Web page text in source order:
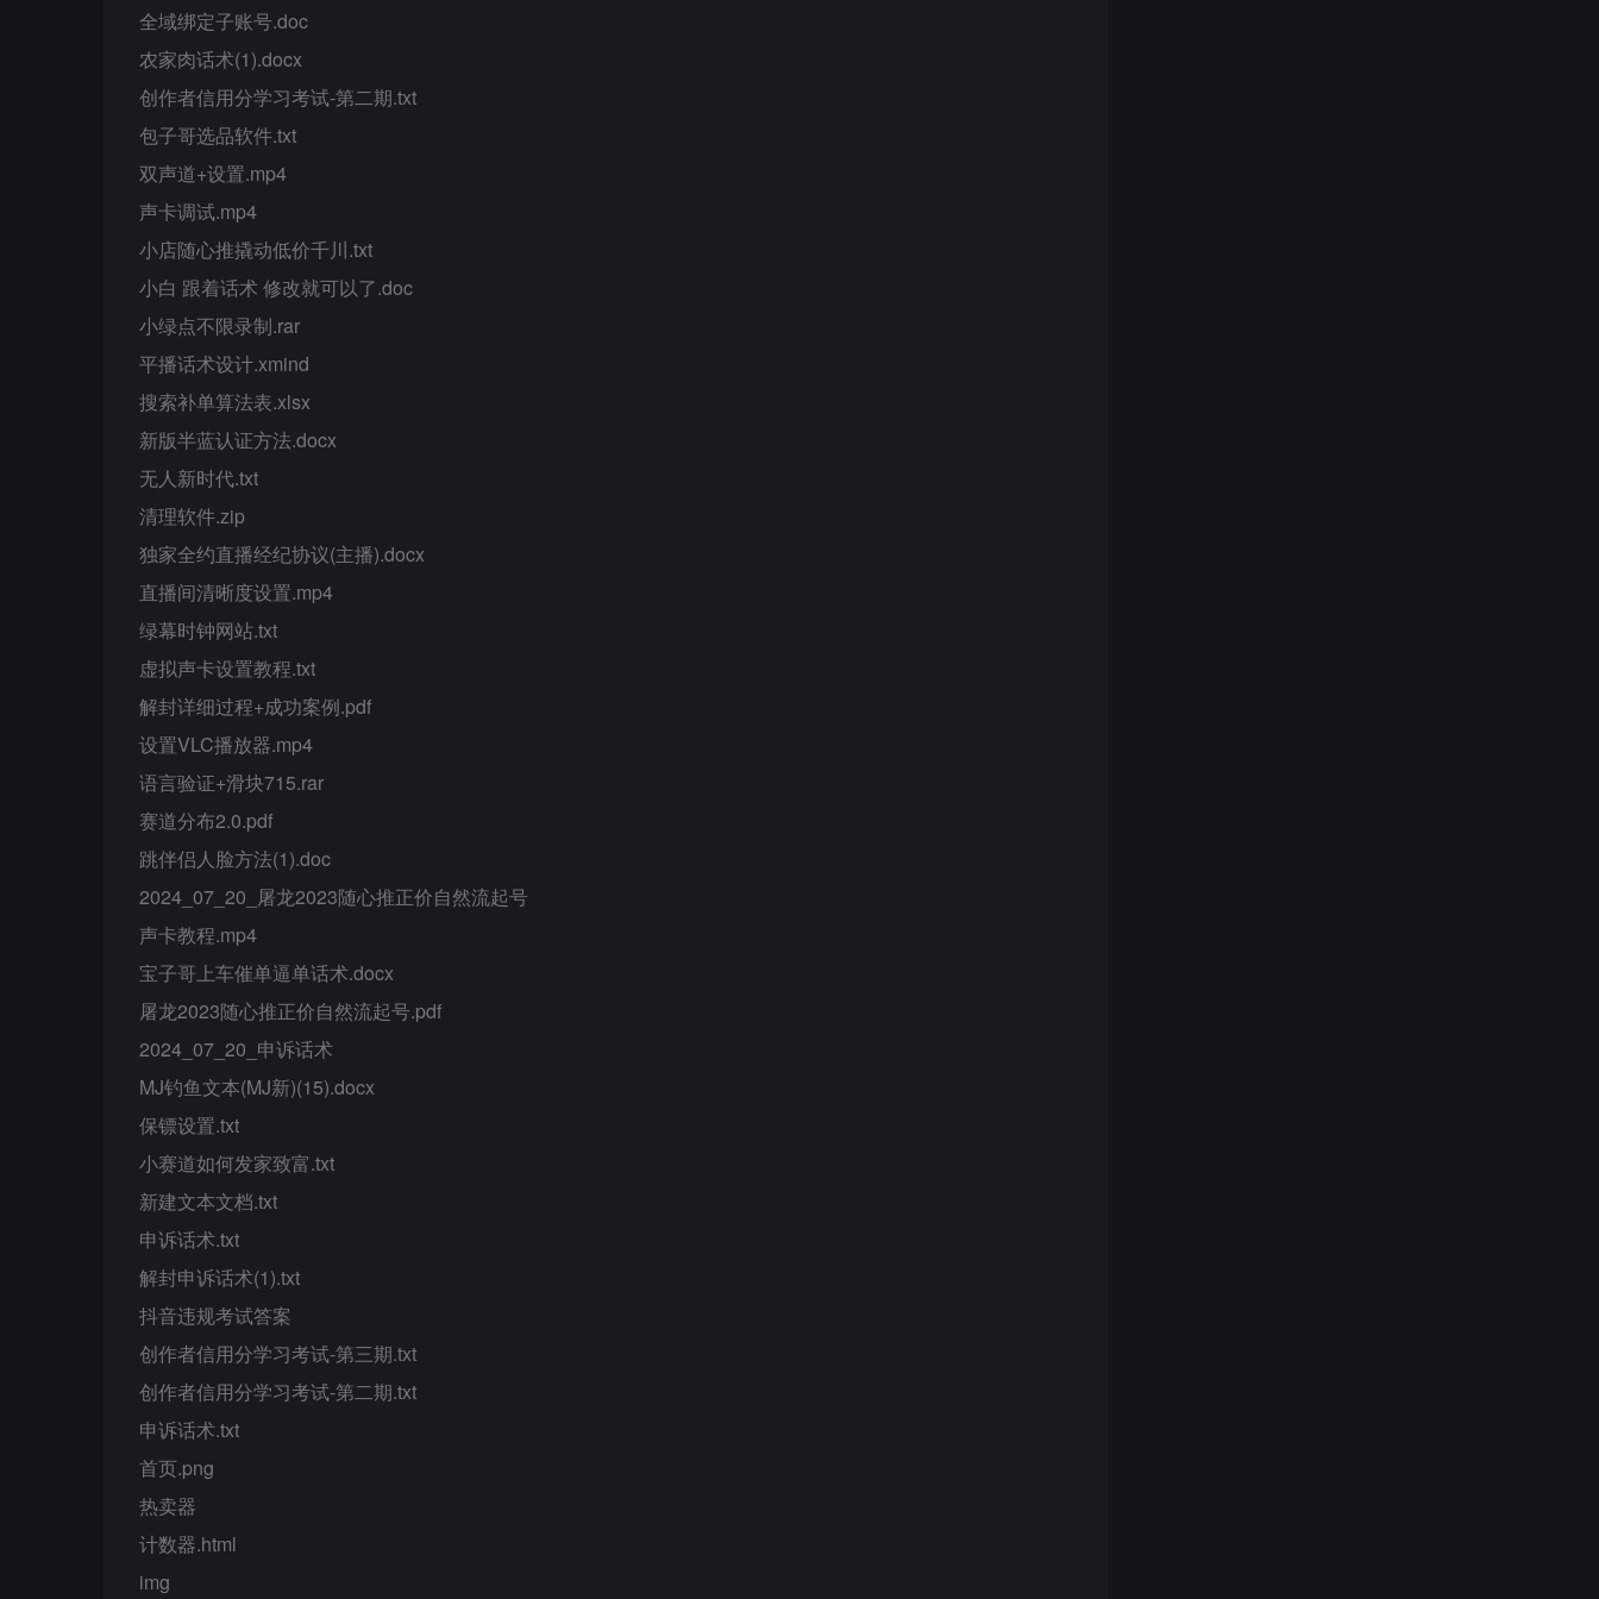
全域绑定子账号.doc
农家肉话术(1).docx
创作者信用分学习考试-第二期.txt
包子哥选品软件.txt
双声道+设置.mp4
声卡调试.mp4
小店随心推撬动低价千川.txt
小白 跟着话术 修改就可以了.doc
小绿点不限录制.rar
平播话术设计.xmind
搜索补单算法表.xlsx
新版半蓝认证方法.docx
无人新时代.txt
清理软件.zip
独家全约直播经纪协议(主播).docx
直播间清晰度设置.mp4
绿幕时钟网站.txt
虚拟声卡设置教程.txt
解封详细过程+成功案例.pdf
设置VLC播放器.mp4
语言验证+滑块715.rar
赛道分布2.0.pdf
跳伴侣人脸方法(1).doc
2024_07_20_屠龙2023随心推正价自然流起号
声卡教程.mp4
宝子哥上车催单逼单话术.docx
屠龙2023随心推正价自然流起号.pdf
2024_07_20_申诉话术
MJ钓鱼文本(MJ新)(15).docx
保镖设置.txt
小赛道如何发家致富.txt
新建文本文档.txt
申诉话术.txt
解封申诉话术(1).txt
抖音违规考试答案
创作者信用分学习考试-第三期.txt
创作者信用分学习考试-第二期.txt
申诉话术.txt
首页.png
热卖器
计数器.html
img